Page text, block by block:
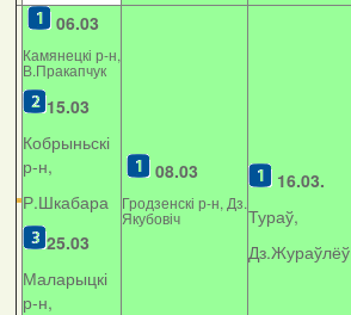
06.03
Камянецкі р-н,
В.Пракапчук
15.03
Кобрыньскі
р-н,
Р.Шкабара
25.03
Маларыцкі
р-н,
08.03
Гродзенскі р-н, Дз.
Якубовіч
16.03.
Тураў,
Дз.Жураўлёў